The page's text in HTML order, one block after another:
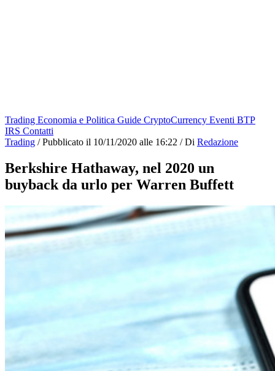
Trading Economia e Politica Guide CryptoCurrency Eventi BTP
IRS Contatti
Trading / Pubblicato il 10/11/2020 alle 16:22 / Di Redazione
Berkshire Hathaway, nel 2020 un
buyback da urlo per Warren Buffett